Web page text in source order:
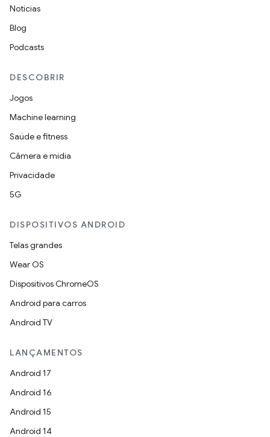
Notícias
Blog
Podcasts
DESCOBRIR
Jogos
Machine learning
Saúde e fitness
Câmera e mídia
Privacidade
5G
DISPOSITIVOS ANDROID
Telas grandes
Wear OS
Dispositivos ChromeOS
Android para carros
Android TV
LANÇAMENTOS
Android 17
Android 16
Android 15
Android 14